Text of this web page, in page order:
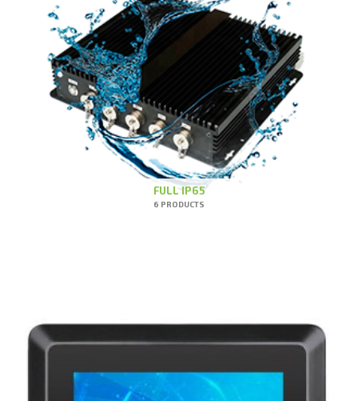
FULL IP65
6 PRODUCTS